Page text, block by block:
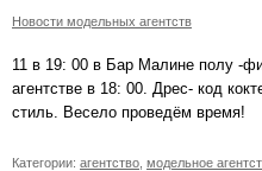
Новости модельных агентств
11 в 19: 00 в Бар Малине полу -
агентстве в 18: 00. Дрес- код
стиль. Весело проведём время!
Категории: агентство модельное